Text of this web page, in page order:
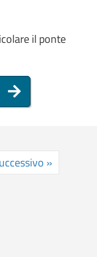
il ponte
»